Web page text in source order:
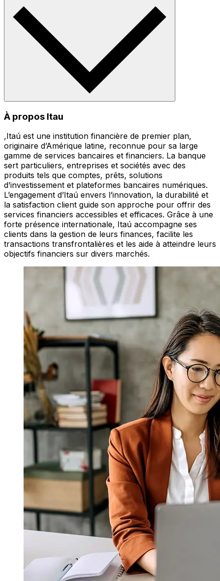
À propos Itau
,Itaú est une institution financière de premier plan,
originaire d’Amérique latine, reconnue pour sa large
gamme de services bancaires et financiers. La banque
sert particuliers, entreprises et sociétés avec des
produits tels que comptes, prêts, solutions
d’investissement et plateformes bancaires numériques.
L’engagement d’Itaú envers l’innovation, la durabilité et
la satisfaction client guide son approche pour offrir des
services financiers accessibles et efficaces. Grâce à une
forte présence internationale, Itaú accompagne ses
clients dans la gestion de leurs finances, facilite les
transactions transfrontalières et les aide à atteindre leurs
objectifs financiers sur divers marchés.